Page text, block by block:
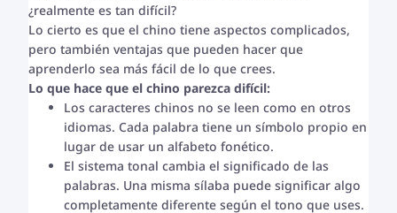
¿realmente es tan difícil?
Lo cierto es que el chino tiene aspectos complicados,
pero también ventajas que pueden hacer que
aprenderlo sea más fácil de lo que crees.
Lo que hace que el chino parezca difícil:
Los caracteres chinos no se leen como en otros
idiomas. Cada palabra tiene un símbolo propio en
lugar de usar un alfabeto fonético.
El sistema tonal cambia el significado de las
palabras. Una misma sílaba puede significar algo
completamente diferente según el tono que uses.